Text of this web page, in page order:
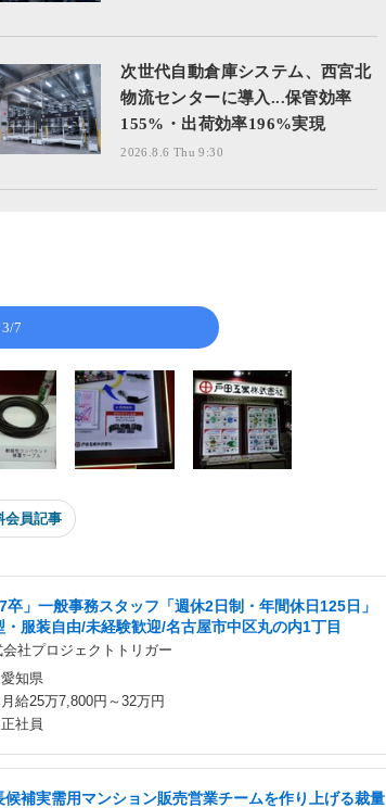
次世代自動倉庫システム、西宮北
物流センターに導入...保管効率
155%・出荷効率196%実現
2026.8.6 Thu 9:30
3/7
会員記事
卒」一般事務スタッフ「週休2日制・年間休日125日」
・服装自由/未経験歓迎/名古屋市中区丸の内1丁目
会社プロジェクトトリガー
愛知県
月給25万7,800円～32万円
正社員
候補実需用マンション販売営業チームを作り上げる裁量